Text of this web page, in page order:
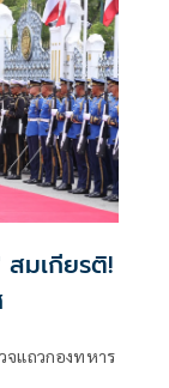
มเกียรติ!
แถวกองทหาร